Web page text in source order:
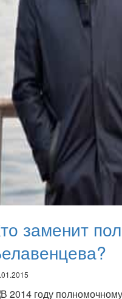
заменит
году полномочному